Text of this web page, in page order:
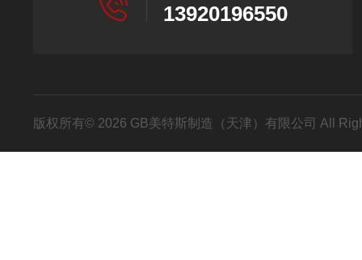
13920196550
版权所有© 2026 GB美特斯制造（天津）有限公司 All